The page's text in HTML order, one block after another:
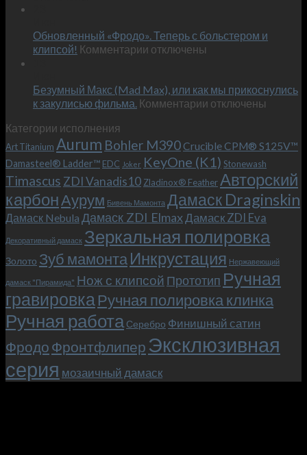
–
и
KeyOne
Обновленный «Фродо». Теперь с больстером и
клипсой! Комментарии к
«Фродо».
Теперь
и
клипсой!
отключены
Безумный Макс (Mad Max), или как мы прикоснулись
к закулисью фильма. Комментарии к
Макс
(Mad
Max),
или
как
мы
прикоснулись
к
фильма.
отключены
Категории исполнения
Art Titanium Aurum Bohler M390Crucible CPM® S125V™
Damasteel® Ladder™ EDC Joker KeyOne (K1) Stonewash
Timascus ZDI Vanadis10 Zladinox® FeatherАвторский
карбонАурум Бивень Мамонта Дамаск Draginskin
Дамаск Nebula Дамаск ZDI ElmaxДамаск ZDI Eva
Декоративный дамаск Зеркальная полировка
Золото Зуб мамонтаИнкрустация Нержавеющий
дамаск "Пирамида" Нож с клипсой Прототип Ручная
гравировкаРучная полировка клинка
Ручная работа Серебро Финишный сатин
Фродо Фронтфлипер Эксклюзивная
серия мозаичный дамаск